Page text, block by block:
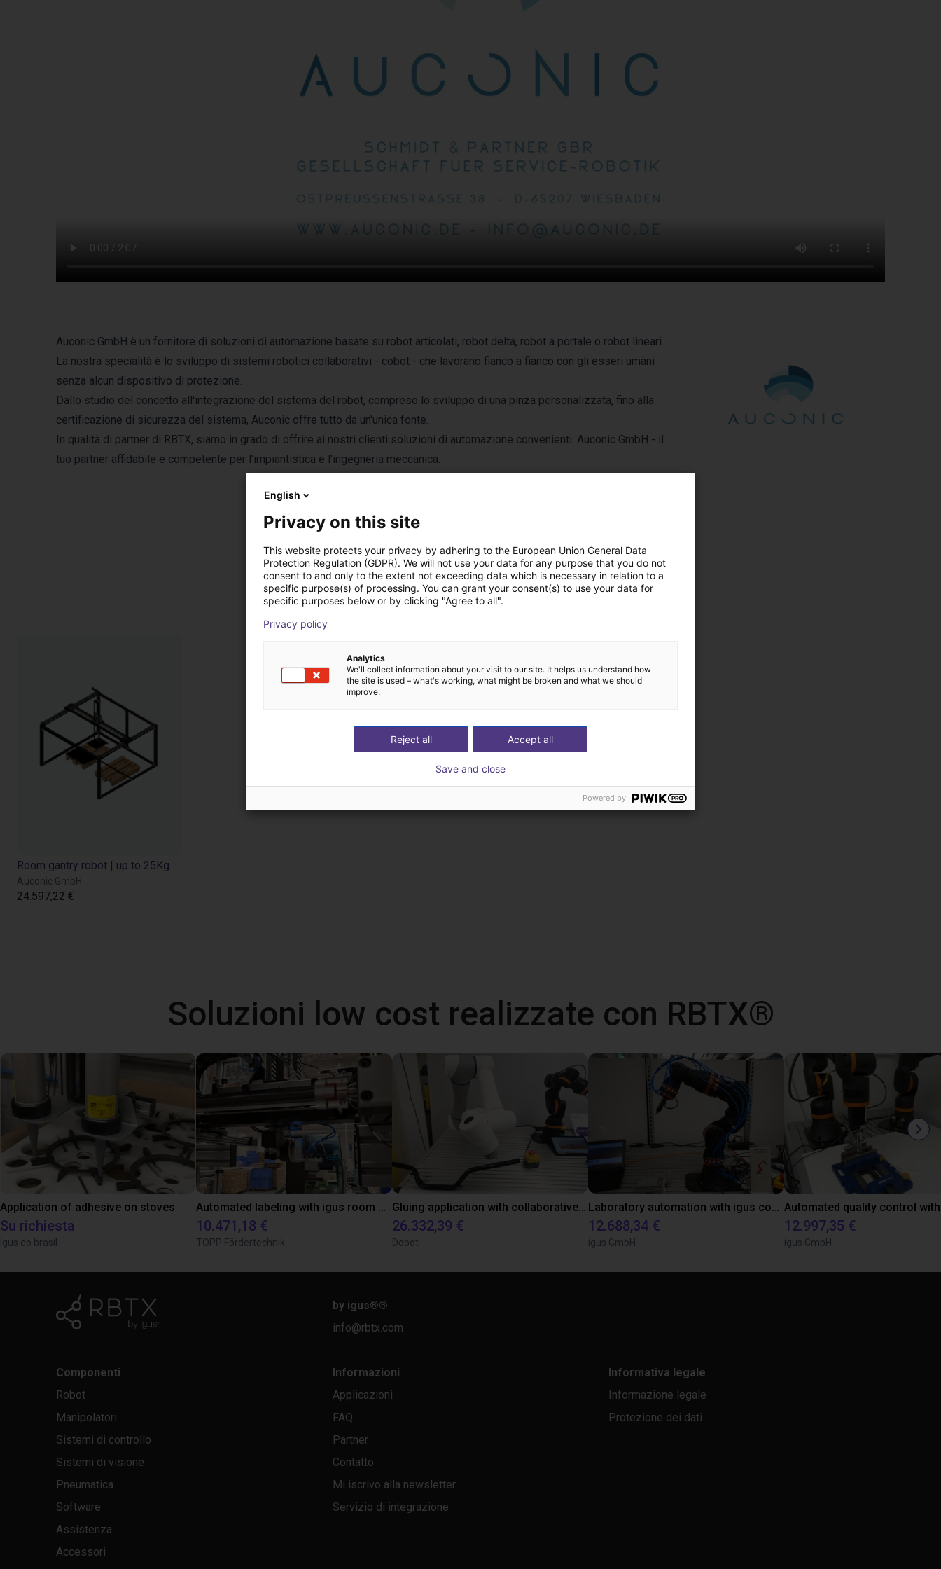
Auconic GmbH è un fornitore di soluzioni di automazione basate su robot articolati, robot delta, robot a portale o robot lineari.
La nostra specialità è lo sviluppo di sistemi robotici collaborativi - cobot - che lavorano fianco a fianco con gli esseri umani
senza alcun dispositivo di protezione.
Dallo studio del concetto all'integrazione del sistema del robot, compreso lo sviluppo di una pinza personalizzata, fino alla
certificazione di sicurezza del sistema, Auconic offre tutto da un'unica fonte.
In qualità di partner di RBTX, siamo in grado di offrire ai nostri clienti soluzioni di automazione convenienti. Auconic GmbH - il
tuo partner affidabile e competente per l'impiantistica e l'ingegneria meccanica.
Prodotti di Auconic GmbH
Auconic GmbH
24.597,22 €
Soluzioni low cost realizzate con RBTX®
Application of adhesive on stoves
Su richiesta
Igus do brasil
10.471,18 €
TOPP Fördertechnik
26.332,39 €
Dobot
12.688,34 €
igus GmbH
12.997,35 €
igus GmbH
by igus®®
info@rbtx.com
Componenti
Robot
Manipolatori
Sistemi di controllo
Sistemi di visione
Pneumatica
Software
Assistenza
Accessori
Informazioni
Applicazioni
FAQ
Partner
Contatto
Mi iscrivo alla newsletter
Servizio di integrazione
Informativa legale
Informazione legale
Protezione dei dati
English
Privacy on this site
This website protects your privacy by adhering to the European Union General Data
Protection Regulation (GDPR). We will not use your data for any purpose that you do not
consent to and only to the extent not exceeding data which is necessary in relation to a
specific purpose(s) of processing. You can grant your consent(s) to use your data for
specific purposes below or by clicking "Agree to all".
Privacy policy
Analytics
We'll collect information about your visit to our site. It helps us understand how
the site is used – what's working, what might be broken and what we should
improve.
Accept all
Reject all
Save and close
Powered by